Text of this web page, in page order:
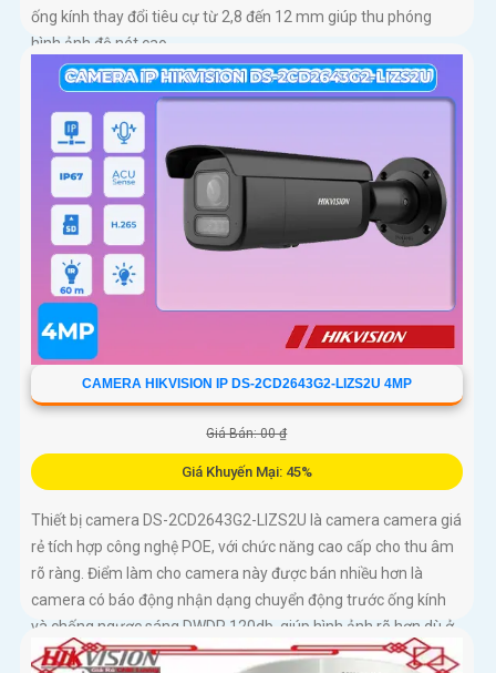
ống kính thay đổi tiêu cự từ 2,8 đến 12 mm giúp thu phóng
hình ảnh độ nét cao
CAMERA HIKVISION IP DS-2CD2643G2-LIZS2U 4MP
Giá Bán: 00 ₫
Giá Khuyến Mại: 45%
Thiết bị camera DS-2CD2643G2-LIZS2U là camera camera giá
rẻ tích hợp công nghệ POE, với chức năng cao cấp cho thu âm
rõ ràng. Điểm làm cho camera này được bán nhiều hơn là
camera có báo động nhận dạng chuyển động trước ống kính
và chống ngược sáng DWDR 120db, giúp hình ảnh rõ hơn dù ở
môi trường ánh sáng thấp